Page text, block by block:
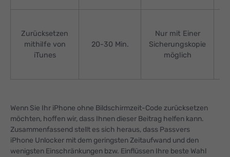
Zurücksetzen
mithilfe von
iTunes
20-30 Min.
Nur mit Einer
Sicherungskopie
möglich
Wenn Sie Ihr iPhone ohne Bildschirmzeit-Code zurücksetzen
möchten, hoffen wir, dass Ihnen dieser Beitrag helfen kann.
Zusammenfassend stellt es sich heraus, dass Passvers
iPhone Unlocker mit dem geringsten Zeitaufwand und den
wenigsten Einschränkungen bzw. Einflüssen Ihre beste Wahl